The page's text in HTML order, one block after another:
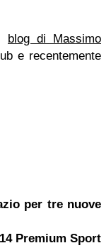
blog di Mas­simo
e recen­te­mente
per tre nuove
Premium Sport